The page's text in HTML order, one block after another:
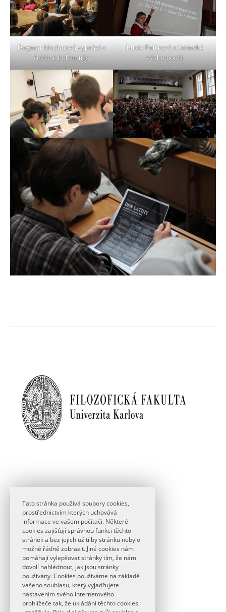
Tato stránka používá soubory cookies,
prostřednictvím kterých uchovává
informace ve vašem počítači. Některé
cookies zajišťují správnou funkci těchto
stránek a bez jejich užití by stránku nebylo
možné řádně zobrazit. Jiné cookies nám
pomáhají vylepšovat stránky tím, že nám
dovolí nahlédnout, jak jsou stránky
používány. Cookies používáme na základě
vašeho souhlasu, který vyjadřujete
nastavením svého internetového
prohlížeče tak, že ukládání těchto cookies
Dagmar Muchnová vypráví o
řečtině kolem nás
Lucie Pultrová o latinské
výslovnosti
Univerzita Karlova
nám. Jana Palacha 1/2
116 38 Praha 1
denlatiny@ff.cuni.cz